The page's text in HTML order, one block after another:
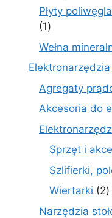
Płyty
11
produkt
Wełna
Agregaty
Akcesoria do
Sprzęt i
Szlifierki,
Wiertarki 22
Narzędzia